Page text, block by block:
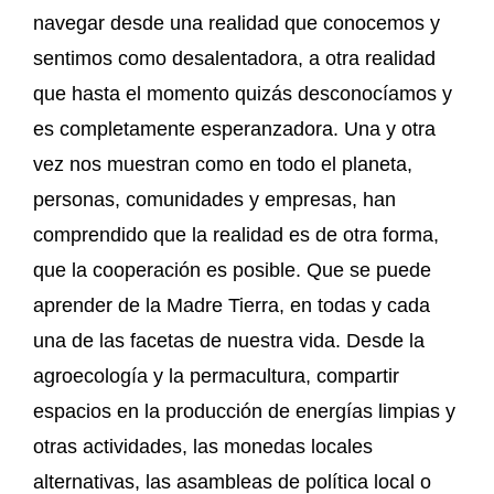
navegar desde una realidad que conocemos y
sentimos como desalentadora, a otra realidad
que hasta el momento quizás desconocíamos y
es completamente esperanzadora. Una y otra
vez nos muestran como en todo el planeta,
personas, comunidades y empresas, han
comprendido que la realidad es de otra forma,
que la cooperación es posible. Que se puede
aprender de la Madre Tierra, en todas y cada
una de las facetas de nuestra vida. Desde la
agroecología y la permacultura, compartir
espacios en la producción de energías limpias y
otras actividades, las monedas locales
alternativas, las asambleas de política local o